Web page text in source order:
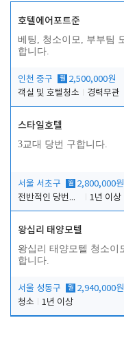
호텔에어포트준
베팅, 청소이모, 부부팀
합니다.
인천 중구 월 2,500,000원
객실 및 호텔청소
경력무관
스타일호텔
3교대 당번 구합니다.
서울 서초구 월 2,800,000원
전반적인 당번업무
1년 이상
왕십리 태양모텔
왕십리 태양모텔 청소이
합니다.
서울 성동구 월 2,940,000원
청소
1년 이상